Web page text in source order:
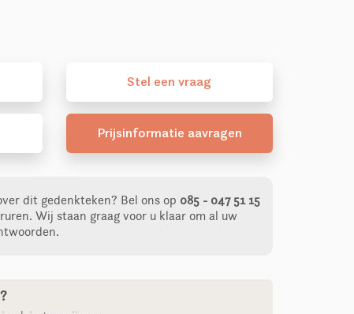
Stel een vraag
Prijsinformatie aavragen
dit gedenkteken? Bel ons op 085 - 047 51 15
Wij staan graag voor u klaar om al uw